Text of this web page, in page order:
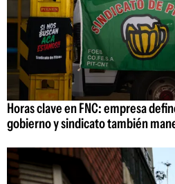
Horas clave en FNC: empresa
gobierno y sindicato también